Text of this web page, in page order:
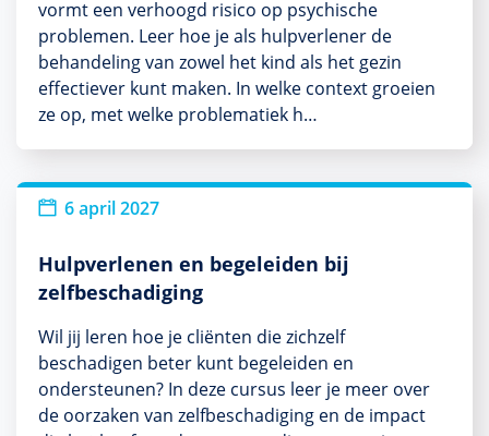
vormt een verhoogd risico op psychische
problemen. Leer hoe je als hulpverlener de
behandeling van zowel het kind als het gezin
effectiever kunt maken. In welke context groeien
ze op, met welke problematiek h…
6 april 2027
Hulpverlenen en begeleiden bij
zelfbeschadiging
Wil jij leren hoe je cliënten die zichzelf
beschadigen beter kunt begeleiden en
ondersteunen? In deze cursus leer je meer over
de oorzaken van zelfbeschadiging en de impact